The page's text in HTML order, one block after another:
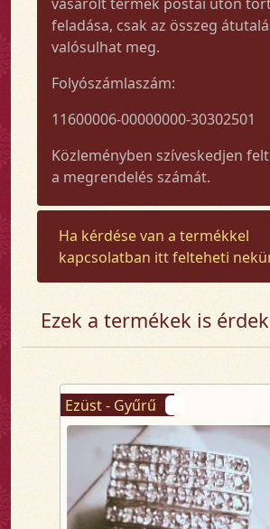
feladása, csak az összeg
valósulhat meg.
Folyószámlaszám:
11600006-00000000-30302501
Közleményben szíveskedjen
a megrendelés számát.
Ha kérdése van a termékkel
kapcsolatban itt felteheti
Ezek a termékek is
Ezüst - Gyűrű